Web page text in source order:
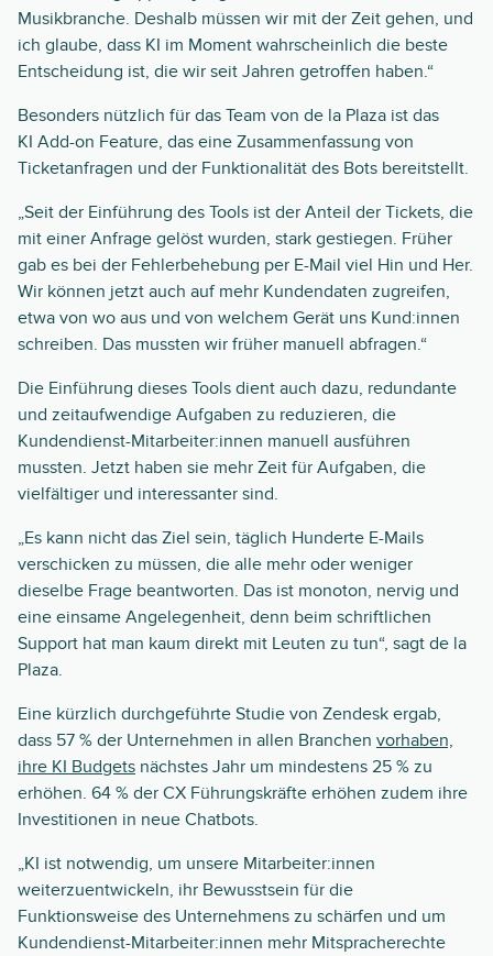
Musikbranche. Deshalb müssen wir mit der Zeit gehen, und
ich glaube, dass KI im Moment wahrscheinlich die beste
Entscheidung ist, die wir seit Jahren getroffen haben.“
Besonders nützlich für das Team von de la Plaza ist das
KI Add-on Feature, das eine Zusammenfassung von
Ticketanfragen und der Funktionalität des Bots bereitstellt.
„Seit der Einführung des Tools ist der Anteil der Tickets, die
mit einer Anfrage gelöst wurden, stark gestiegen. Früher
gab es bei der Fehlerbehebung per E-Mail viel Hin und Her.
Wir können jetzt auch auf mehr Kundendaten zugreifen,
etwa von wo aus und von welchem Gerät uns Kund:innen
schreiben. Das mussten wir früher manuell abfragen.“
Die Einführung dieses Tools dient auch dazu, redundante
und zeitaufwendige Aufgaben zu reduzieren, die
Kundendienst-Mitarbeiter:innen manuell ausführen
mussten. Jetzt haben sie mehr Zeit für Aufgaben, die
vielfältiger und interessanter sind.
„Es kann nicht das Ziel sein, täglich Hunderte E-Mails
verschicken zu müssen, die alle mehr oder weniger
dieselbe Frage beantworten. Das ist monoton, nervig und
eine einsame Angelegenheit, denn beim schriftlichen
Support hat man kaum direkt mit Leuten zu tun“, sagt de la
Plaza.
Eine kürzlich durchgeführte Studie von Zendesk ergab,
dass 57 % der Unternehmen in allen Branchen vorhaben,
ihre KI Budgets nächstes Jahr um mindestens 25 % zu
erhöhen. 64 % der CX Führungskräfte erhöhen zudem ihre
Investitionen in neue Chatbots.
„KI ist notwendig, um unsere Mitarbeiter:innen
weiterzuentwickeln, ihr Bewusstsein für die
Funktionsweise des Unternehmens zu schärfen und um
Kundendienst-Mitarbeiter:innen mehr Mitspracherechte